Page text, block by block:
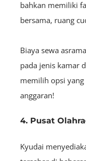
bahkan memiliki
bersama, ruang
Biaya sewa
pada jenis kamar
memilih opsi yang
anggaran!
4. Pusat
Kyudai